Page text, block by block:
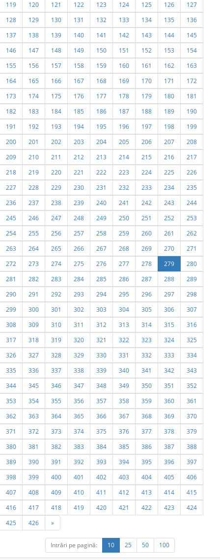
119
120 121 122 123 124 125 126
127
128
129 130 131 132 133 134 135
136
137
138 139 140 141 142 143 144
145
146
147 148 149 150 151 152 153
154
155
156 157 158 159 160 161 162
163
164
165 166 167 168 169 170 171
172
173
174 175 176 177 178 179 180
181
182
183 184 185 186 187 188 189
190
191
192 193 194 195 196 197 198
199
200
201 202 203 204 205 206 207
208
209
210 211 212 213 214 215 216
217
218
219 220 221 222 223 224 225
226
227
228 229 230 231 232 233 234
235
236
237 238 239 240 241 242 243
244
245
246 247 248 249 250 251 252
253
254
255 256 257 258 259 260 261
262
263
264 265 266 267 268 269 270
271
272
273 274 275 276 277 278 279
280
281
282 283 284 285 286 287 288
289
290
291 292 293 294 295 296 297
298
299
300 301 302 303 304 305 306
307
308
309 310 311 312 313 314 315
316
317
318 319 320 321 322 323 324
325
326
327 328 329 330 331 332 333
334
335
336 337 338 339 340 341 342
343
344
345 346 347 348 349 350 351
352
353
354 355 356 357 358 359 360
361
362
363 364 365 366 367 368 369
370
371
372 373 374 375 376 377 378
379
380
381 382 383 384 385 386 387
388
389
390 391 392 393 394 395 396
397
398
399 400 401 402 403 404 405
406
407
408 409 410 411 412 413 414
415
416
417 418 419 420 421 422 423
424
425
426 »
Intrări pe pagină: 10 25 50 100